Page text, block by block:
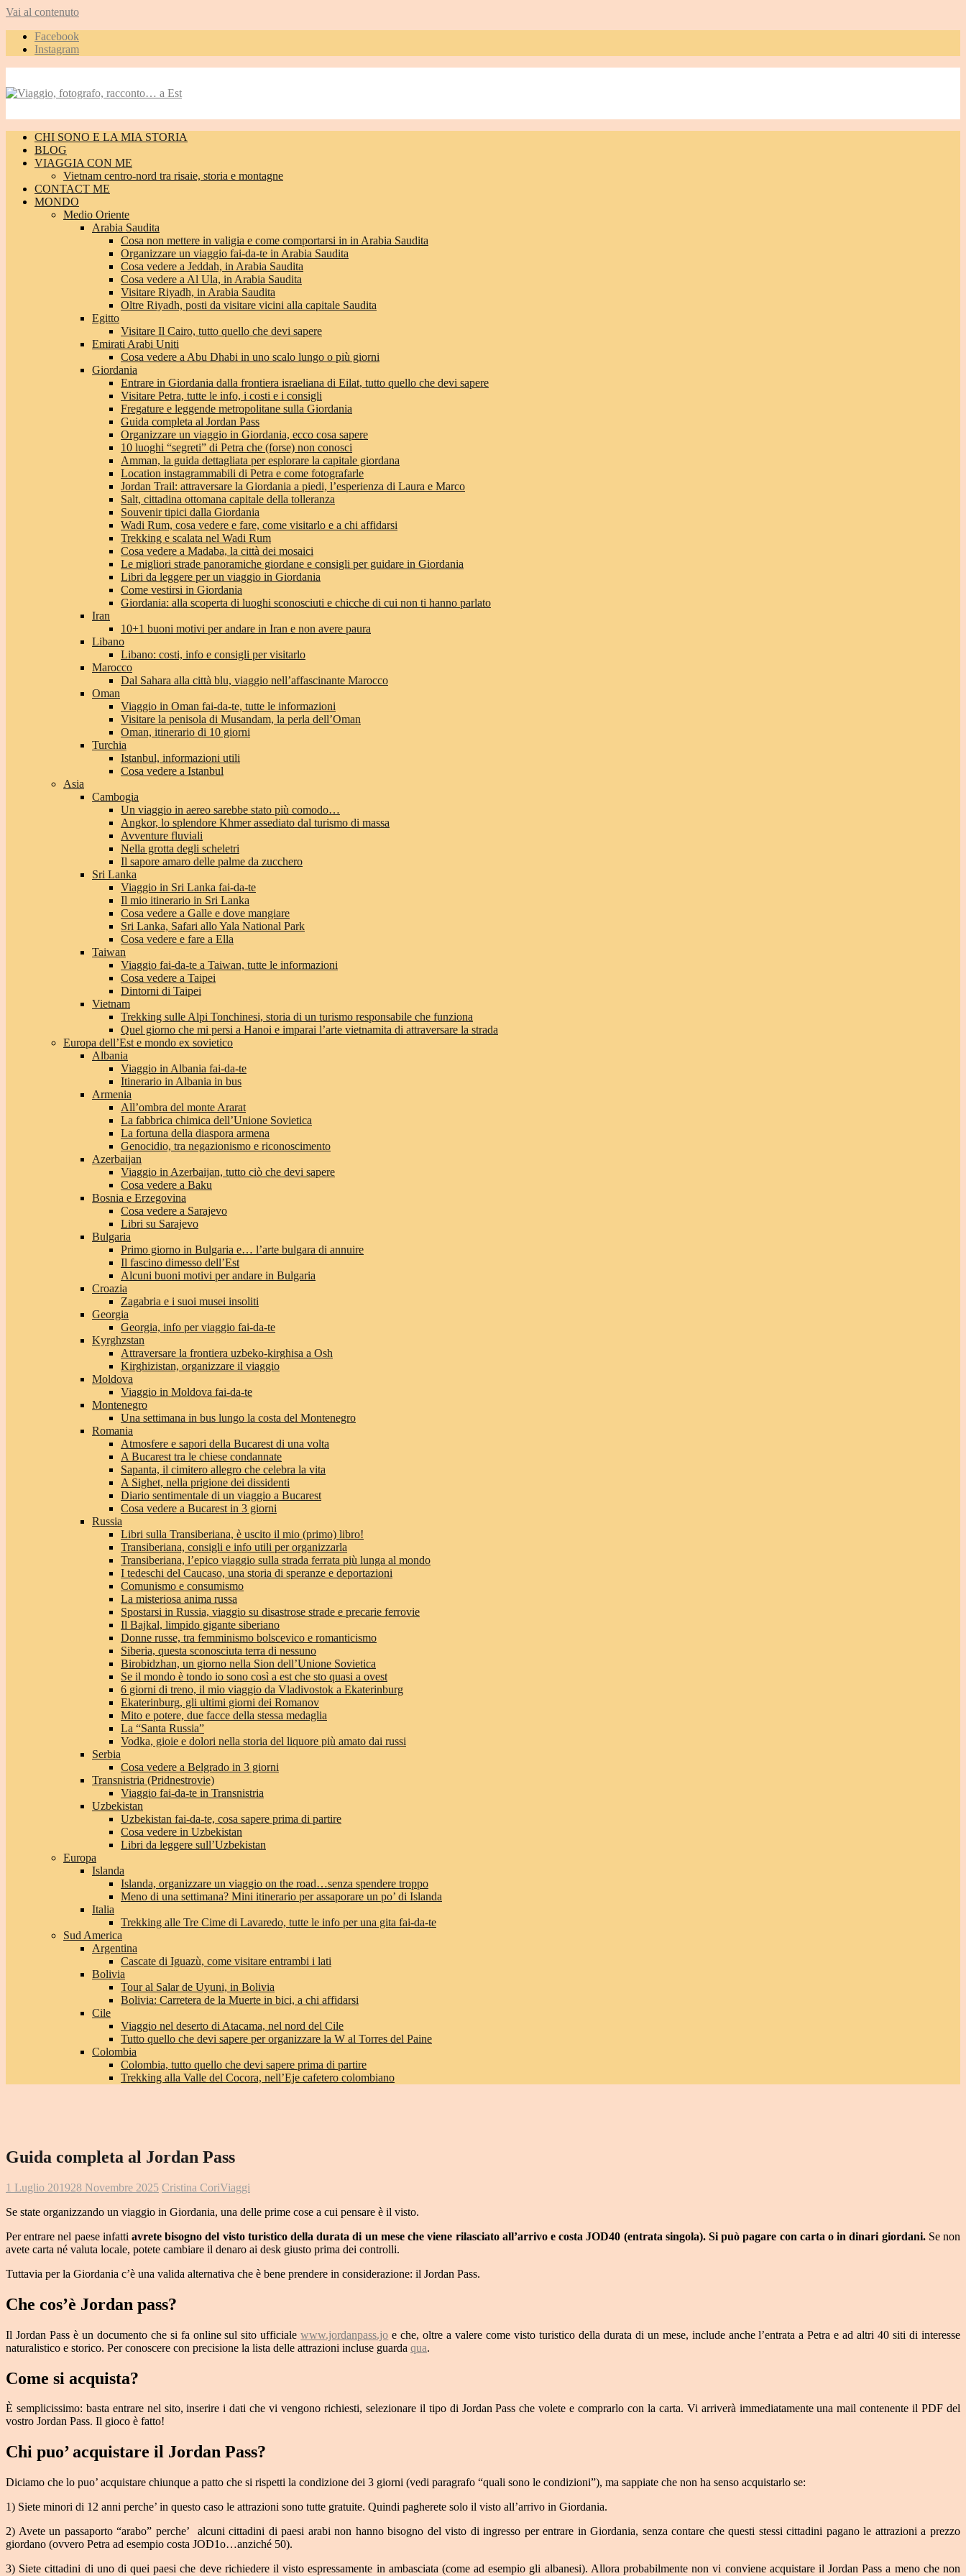
Vai al contenuto
Facebook
Instagram
CHI SONO E LA MIA STORIA
BLOG
VIAGGIA CON ME
Vietnam centro-nord tra risaie, storia e montagne
CONTACT ME
MONDO
Medio Oriente
Arabia Saudita
Cosa non mettere in valigia e come comportarsi in in Arabia Saudita
Organizzare un viaggio fai-da-te in Arabia Saudita
Cosa vedere a Jeddah, in Arabia Saudita
Cosa vedere a Al Ula, in Arabia Saudita
Visitare Riyadh, in Arabia Saudita
Oltre Riyadh, posti da visitare vicini alla capitale Saudita
Egitto
Visitare Il Cairo, tutto quello che devi sapere
Emirati Arabi Uniti
Cosa vedere a Abu Dhabi in uno scalo lungo o più giorni
Giordania
Entrare in Giordania dalla frontiera israeliana di Eilat, tutto quello che devi sapere
Visitare Petra, tutte le info, i costi e i consigli
Fregature e leggende metropolitane sulla Giordania
Guida completa al Jordan Pass
Organizzare un viaggio in Giordania, ecco cosa sapere
10 luoghi “segreti” di Petra che (forse) non conosci
Amman, la guida dettagliata per esplorare la capitale giordana
Location instagrammabili di Petra e come fotografarle
Jordan Trail: attraversare la Giordania a piedi, l’esperienza di Laura e Marco
Salt, cittadina ottomana capitale della tolleranza
Souvenir tipici dalla Giordania
Wadi Rum, cosa vedere e fare, come visitarlo e a chi affidarsi
Trekking e scalata nel Wadi Rum
Cosa vedere a Madaba, la città dei mosaici
Le migliori strade panoramiche giordane e consigli per guidare in Giordania
Libri da leggere per un viaggio in Giordania
Come vestirsi in Giordania
Giordania: alla scoperta di luoghi sconosciuti e chicche di cui non ti hanno parlato
Iran
10+1 buoni motivi per andare in Iran e non avere paura
Libano
Libano: costi, info e consigli per visitarlo
Marocco
Dal Sahara alla città blu, viaggio nell’affascinante Marocco
Oman
Viaggio in Oman fai-da-te, tutte le informazioni
Visitare la penisola di Musandam, la perla dell’Oman
Oman, itinerario di 10 giorni
Turchia
Istanbul, informazioni utili
Cosa vedere a Istanbul
Asia
Cambogia
Un viaggio in aereo sarebbe stato più comodo…
Angkor, lo splendore Khmer assediato dal turismo di massa
Avventure fluviali
Nella grotta degli scheletri
Il sapore amaro delle palme da zucchero
Sri Lanka
Viaggio in Sri Lanka fai-da-te
Il mio itinerario in Sri Lanka
Cosa vedere a Galle e dove mangiare
Sri Lanka, Safari allo Yala National Park
Cosa vedere e fare a Ella
Taiwan
Viaggio fai-da-te a Taiwan, tutte le informazioni
Cosa vedere a Taipei
Dintorni di Taipei
Vietnam
Trekking sulle Alpi Tonchinesi, storia di un turismo responsabile che funziona
Quel giorno che mi persi a Hanoi e imparai l’arte vietnamita di attraversare la strada
Europa dell’Est e mondo ex sovietico
Albania
Viaggio in Albania fai-da-te
Itinerario in Albania in bus
Armenia
All’ombra del monte Ararat
La fabbrica chimica dell’Unione Sovietica
La fortuna della diaspora armena
Genocidio, tra negazionismo e riconoscimento
Azerbaijan
Viaggio in Azerbaijan, tutto ciò che devi sapere
Cosa vedere a Baku
Bosnia e Erzegovina
Cosa vedere a Sarajevo
Libri su Sarajevo
Bulgaria
Primo giorno in Bulgaria e… l’arte bulgara di annuire
Il fascino dimesso dell’Est
Alcuni buoni motivi per andare in Bulgaria
Croazia
Zagabria e i suoi musei insoliti
Georgia
Georgia, info per viaggio fai-da-te
Kyrghzstan
Attraversare la frontiera uzbeko-kirghisa a Osh
Kirghizistan, organizzare il viaggio
Moldova
Viaggio in Moldova fai-da-te
Montenegro
Una settimana in bus lungo la costa del Montenegro
Romania
Atmosfere e sapori della Bucarest di una volta
A Bucarest tra le chiese condannate
Sapanta, il cimitero allegro che celebra la vita
A Sighet, nella prigione dei dissidenti
Diario sentimentale di un viaggio a Bucarest
Cosa vedere a Bucarest in 3 giorni
Russia
Libri sulla Transiberiana, è uscito il mio (primo) libro!
Transiberiana, consigli e info utili per organizzarla
Transiberiana, l’epico viaggio sulla strada ferrata più lunga al mondo
I tedeschi del Caucaso, una storia di speranze e deportazioni
Comunismo e consumismo
La misteriosa anima russa
Spostarsi in Russia, viaggio su disastrose strade e precarie ferrovie
Il Bajkal, limpido gigante siberiano
Donne russe, tra femminismo bolscevico e romanticismo
Siberia, questa sconosciuta terra di nessuno
Birobidzhan, un giorno nella Sion dell’Unione Sovietica
Se il mondo è tondo io sono così a est che sto quasi a ovest
6 giorni di treno, il mio viaggio da Vladivostok a Ekaterinburg
Ekaterinburg, gli ultimi giorni dei Romanov
Mito e potere, due facce della stessa medaglia
La “Santa Russia”
Vodka, gioie e dolori nella storia del liquore più amato dai russi
Serbia
Cosa vedere a Belgrado in 3 giorni
Transnistria (Pridnestrovie)
Viaggio fai-da-te in Transnistria
Uzbekistan
Uzbekistan fai-da-te, cosa sapere prima di partire
Cosa vedere in Uzbekistan
Libri da leggere sull’Uzbekistan
Europa
Islanda
Islanda, organizzare un viaggio on the road…senza spendere troppo
Meno di una settimana? Mini itinerario per assaporare un po’ di Islanda
Italia
Trekking alle Tre Cime di Lavaredo, tutte le info per una gita fai-da-te
Sud America
Argentina
Cascate di Iguazù, come visitare entrambi i lati
Bolivia
Tour al Salar de Uyuni, in Bolivia
Bolivia: Carretera de la Muerte in bici, a chi affidarsi
Cile
Viaggio nel deserto di Atacama, nel nord del Cile
Tutto quello che devi sapere per organizzare la W al Torres del Paine
Colombia
Colombia, tutto quello che devi sapere prima di partire
Trekking alla Valle del Cocora, nell’Eje cafetero colombiano
Guida completa al Jordan Pass
1 Luglio 201928 Novembre 2025 Cristina CoriViaggi
Se state organizzando un viaggio in Giordania, una delle prime cose a cui pensare è il visto.
Per entrare nel paese infattiavrete bisogno del visto turistico della durata di un mese che viene rilasciato all’arrivo e costa JOD40 (entrata singola). Si può pagare con carta o in dinari giordani. Se non
avete carta né valuta locale, potete cambiare il denaro ai desk giusto prima dei controlli.
Tuttavia per la Giordania c’è una valida alternativa che è bene prendere in considerazione: il Jordan Pass.
Che cos’è Jordan pass?
Il Jordan Pass è un documento che si fa online sul sito ufficialewww.jordanpass.jo e che, oltre a valere come visto turistico della durata di un mese, include anche l’entrata a Petra e ad altri 40 siti di interesse
naturalistico e storico. Per conoscere con precisione la lista delle attrazioni incluse guarda qua.
Come si acquista?
È semplicissimo: basta entrare nel sito, inserire i dati che vi vengono richiesti, selezionare il tipo di Jordan Pass che volete e comprarlo con la carta. Vi arriverà immediatamente una mail contenente il PDF del
vostro Jordan Pass. Il gioco è fatto!
Chi puo’ acquistare il Jordan Pass?
Diciamo che lo puo’ acquistare chiunque a patto che si rispetti la condizione dei 3 giorni (vedi paragrafo “quali sono le condizioni”), ma sappiate che non ha senso acquistarlo se:
1) Siete minori di 12 anni perche’ in questo caso le attrazioni sono tutte gratuite. Quindi pagherete solo il visto all’arrivo in Giordania.
2) Avete un passaporto “arabo” perche’ alcuni cittadini di paesi arabi non hanno bisogno del visto di ingresso per entrare in Giordania, senza contare che questi stessi cittadini pagano le attrazioni a prezzo
giordano (ovvero Petra ad esempio costa JOD1o…anziché 50).
3) Siete cittadini di uno di quei paesi che deve richiedere il visto espressamente in ambasciata (come ad esempio gli albanesi). Allora probabilmente non vi conviene acquistare il Jordan Pass a meno che non